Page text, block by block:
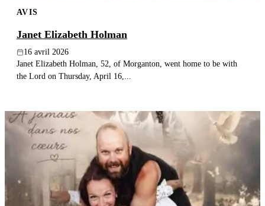
AVIS
Janet Elizabeth Holman
16 avril 2026
Janet Elizabeth Holman, 52, of Morganton, went home to be with
the Lord on Thursday, April 16,...